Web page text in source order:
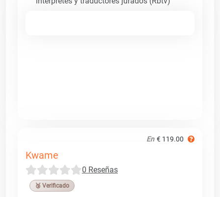
En € 119.00
Kwame
0 Reseñas
🥉 Verificado